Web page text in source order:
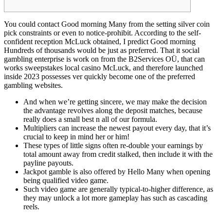
You could contact Good morning Many from the setting silver coin
pick constraints or even to notice-prohibit. According to the self-
confident reception McLuck obtained, I predict Good morning
Hundreds of thousands would be just as preferred. That it social
gambling enterprise is work on from the B2Services OÜ, that can
works sweepstakes local casino McLuck, and therefore launched
inside 2023 possesses ver quickly become one of the preferred
gambling websites.
And when we’re getting sincere, we may make the decision
the advantage revolves along the deposit matches, because
really does a small best n all of our formula.
Multipliers can increase the newest payout every day, that it’s
crucial to keep in mind her or him!
These types of little signs often re-double your earnings by
total amount away from credit stalked, then include it with the
payline payouts.
Jackpot gamble is also offered by Hello Many when opening
being qualified video game.
Such video game are generally typical-to-higher difference, as
they may unlock a lot more gameplay has such as cascading
reels.